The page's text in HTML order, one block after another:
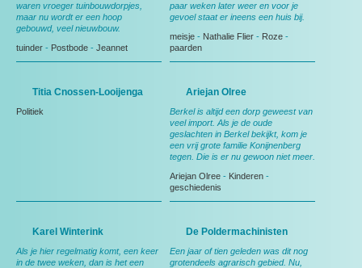
waren vroeger tuinbouwdorpjes,
maar nu wordt er een hoop
gebouwd, veel nieuwbouw.
tuinder - Postbode - Jeannet
paar weken later weer en voor je
gevoel staat er ineens een huis bij.
meisje - Nathalie Flier - Roze -
paarden
Titia Cnossen-Looijenga
Politiek
Ariejan Olree
Berkel is altijd een dorp geweest van
veel import. Als je de oude
geslachten in Berkel bekijkt, kom je
een vrij grote familie Konijnenberg
tegen. Die is er nu gewoon niet meer.
Ariejan Olree - Kinderen -
geschiedenis
Karel Winterink
Als je hier regelmatig komt, een keer
in de twee weken, dan is het een
De Poldermachinisten
Een jaar of tien geleden was dit nog
grotendeels agrarisch gebied. Nu,